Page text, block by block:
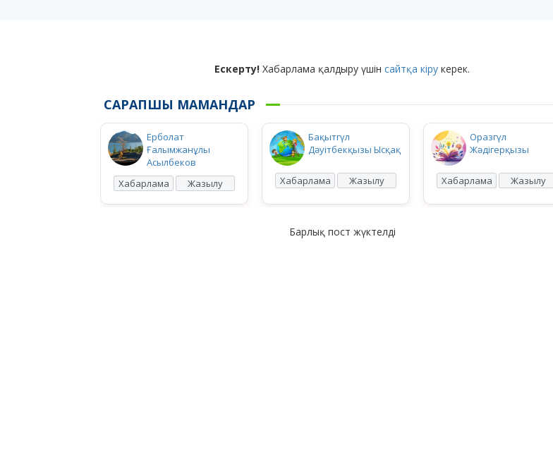
Ескерту! Хабарлама қалдыру үшінсайтқа кіру керек.
САРАПШЫ МАМАНДАР
Ерболат
Ғалымжанұлы
Асылбеков
Хабарлама
Жазылу
Бақытгүл
Дәуітбекқызы Ысқақ
Хабарлама Жазылу
Оразгүл
Жәдігерқызы
Хабарлама Жазылу
Барлық пост жүктелді